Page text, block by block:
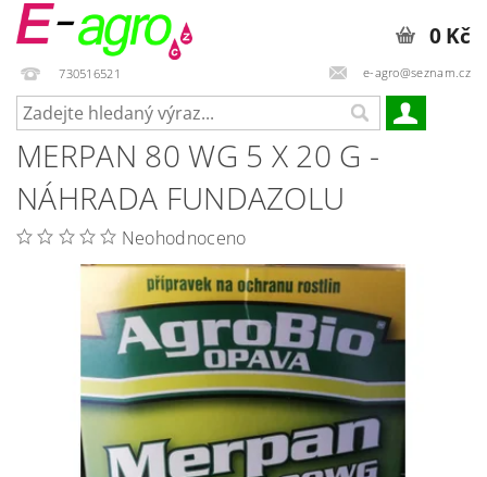
730516521 e-agro@seznam.cz
0 Kč
MERPAN 80 WG 5 X 20 G -
NÁHRADA FUNDAZOLU
Neohodnoceno